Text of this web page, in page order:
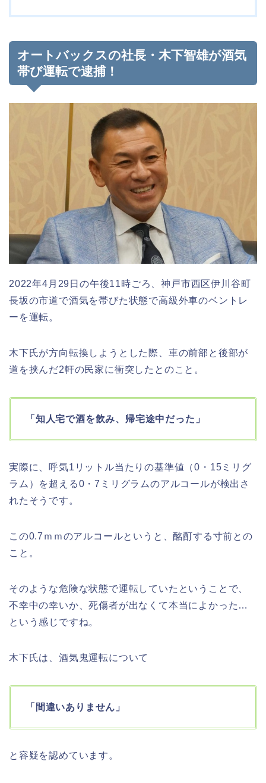
オートバックスの社長・木下智雄が酒気
帯び運転で逮捕！
2022年4月29日の午後11時ごろ、神戸市西区伊川谷町
長坂の市道で酒気を帯びた状態で高級外車のベントレ
ーを運転。
木下氏が方向転換しようとした際、車の前部と後部が
道を挟んだ2軒の民家に衝突したとのこと。
「知人宅で酒を飲み、帰宅途中だった」
実際に、呼気1リットル当たりの基準値（0・15ミリグ
ラム）を超える0・7ミリグラムのアルコールが検出さ
れたそうです。
この0.7ｍｍのアルコールというと、酩酊する寸前との
こと。
そのような危険な状態で運転していたということで、
不幸中の幸いか、死傷者が出なくて本当によかった…
という感じですね。
木下氏は、酒気鬼運転について
「間違いありません」
と容疑を認めています。